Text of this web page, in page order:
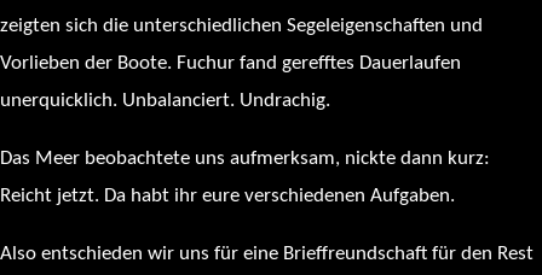
zeigten sich die unterschiedlichen Segeleigenschaften und
Vorlieben der Boote. Fuchur fand gerefftes Dauerlaufen
unerquicklich. Unbalanciert. Undrachig.
Das Meer beobachtete uns aufmerksam, nickte dann kurz:
Reicht jetzt. Da habt ihr eure verschiedenen Aufgaben.
Also entschieden wir uns für eine Brieffreundschaft für den Rest